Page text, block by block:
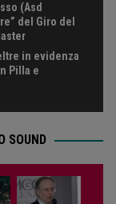
(Asd
del Giro del
in evidenza
Pilla e
SOUND